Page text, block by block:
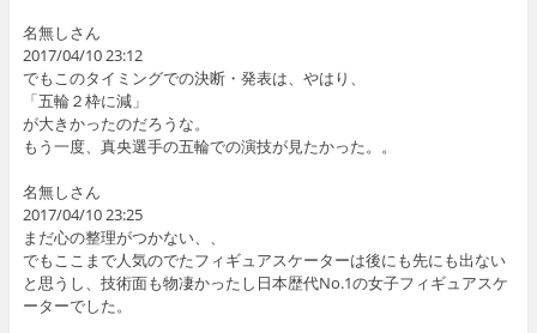
名無しさん
2017/04/10 23:12
でもこのタイミングでの決断・発表は、やはり、
「五輪２枠に減」
が大きかったのだろうな。
もう一度、真央選手の五輪での演技が見たかった。。
名無しさん
2017/04/10 23:25
まだ心の整理がつかない、、
でもここまで人気のでたフィギュアスケーターは後にも先にも出ない
と思うし、技術面も物凄かったし日本歴代No.1の女子フィギュアスケ
ーターでした。